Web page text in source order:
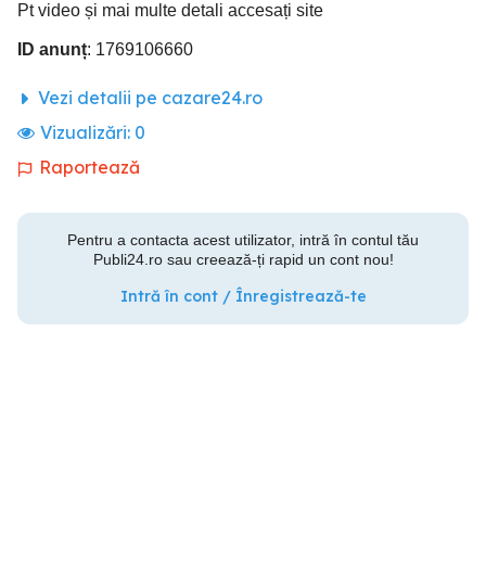
Pt video și mai multe detali accesați site
ID anunț: 1769106660
Vezi detalii pe cazare24.ro
Vizualizări: 0
Raportează
Pentru a contacta acest utilizator, intră în contul tău
Publi24.ro sau creează-ți rapid un cont nou!
Intră în cont / Înregistrează-te